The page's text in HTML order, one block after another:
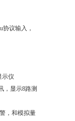
协议输入，
示仪
，显示8路测
，和模拟量